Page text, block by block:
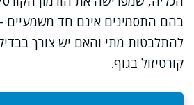
בהם התסמינים אינם חד משמעיים
להתלבטות מתי והאם יש צורך
קורטיזול בגוף.